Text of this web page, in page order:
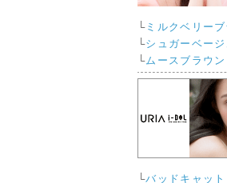
└ ミルクベリー
└シュガーベージ
└ムースブラウン
└バッドキャット